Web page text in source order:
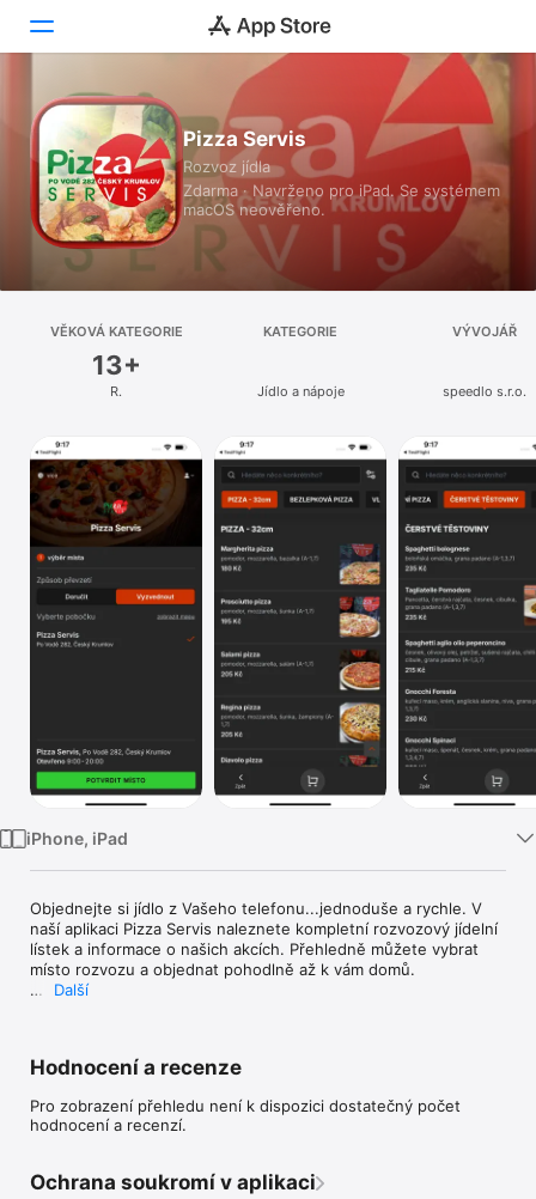
Dnes
Hry
Aplikace
Arcade
Hledat
Platforma
Mac
Watch
TV
Pizza Servis
Rozvoz jídla
Zdarma · Navrženo pro iPad. Se systémem
macOS neověřeno.
VĚKOVÁ KATEGORIE
13+
R.
KATEGORIE
Jídlo a nápoje
VÝVOJÁŘ
speedlo s.r.o.
iPhone, iPad
Objednejte si jídlo z Vašeho telefonu...jednoduše a rychle. V
naší aplikaci Pizza Servis naleznete kompletní rozvozový jídelní
lístek a informace o našich akcích. Přehledně můžete vybrat
místo rozvozu a objednat pohodlně až k vám domů.
Další
Hodnocení a recenze
Pro zobrazení přehledu není k dispozici dostatečný počet
hodnocení a recenzí.
Ochrana soukromí v aplikaci